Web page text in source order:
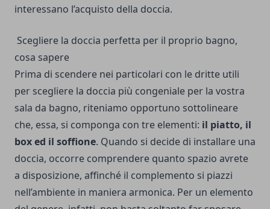
interessano l’acquisto della doccia.
Scegliere la doccia perfetta per il proprio bagno,
cosa sapere
Prima di scendere nei particolari con le dritte utili
per scegliere la doccia più congeniale per la vostra
sala da bagno, riteniamo opportuno sottolineare
che, essa, si componga con tre elementi: il piatto, il
box ed il soffione. Quando si decide di installare una
doccia, occorre comprendere quanto spazio avrete
a disposizione, affinché il complemento si piazzi
nell’ambiente in maniera armonica. Per un elemento